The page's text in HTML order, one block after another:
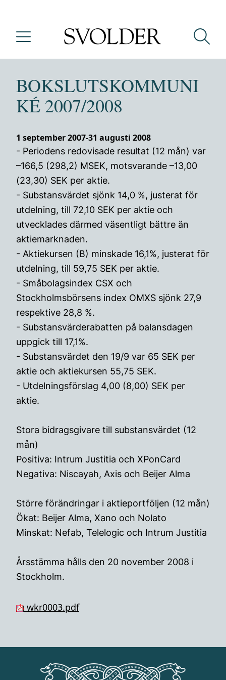
BOKSLUTSKOMMUNI
KÉ 2007/2008
1 september 2007-31 augusti 2008
- Periodens redovisade resultat (12 mån) var
–166,5 (298,2) MSEK, motsvarande –13,00
(23,30) SEK per aktie.
- Substansvärdet sjönk 14,0 %, justerat för
utdelning, till 72,10 SEK per aktie och
utvecklades därmed väsentligt bättre än
aktiemarknaden.
- Aktiekursen (B) minskade 16,1%, justerat för
utdelning, till 59,75 SEK per aktie.
- Småbolagsindex CSX och
Stockholmsbörsens index OMXS sjönk 27,9
respektive 28,8 %.
- Substansvärderabatten på balansdagen
uppgick till 17,1%.
- Substansvärdet den 19/9 var 65 SEK per
aktie och aktiekursen 55,75 SEK.
- Utdelningsförslag 4,00 (8,00) SEK per
aktie.
Stora bidragsgivare till substansvärdet (12
mån)
Positiva: Intrum Justitia och XPonCard
Negativa: Niscayah, Axis och Beijer Alma
Större förändringar i aktieportföljen (12 mån)
Ökat: Beijer Alma, Xano och Nolato
Minskat: Nefab, Telelogic och Intrum Justitia
Årsstämma hålls den 20 november 2008 i
Stockholm.
wkr0003.pdf